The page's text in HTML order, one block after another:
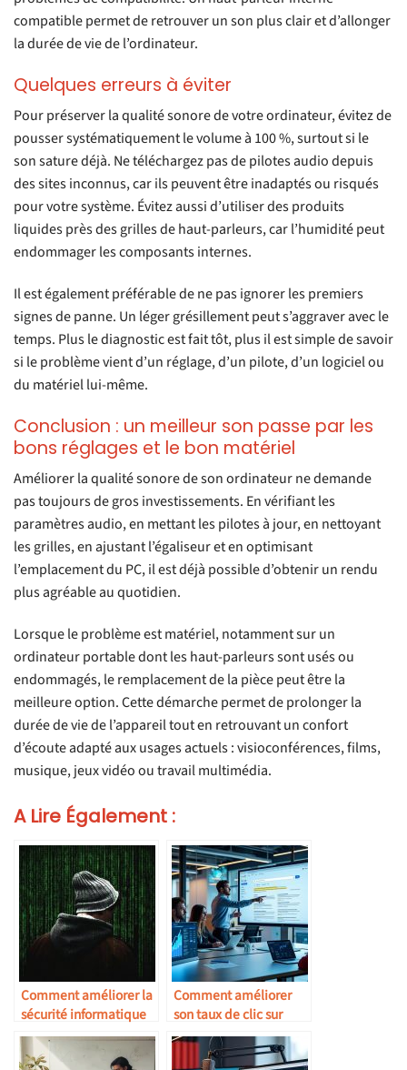
compatible permet de retrouver un son plus clair et d’allonger
la durée de vie de l’ordinateur.
Quelques erreurs à éviter
Pour préserver la qualité sonore de votre ordinateur, évitez de
pousser systématiquement le volume à 100 %, surtout si le
son sature déjà. Ne téléchargez pas de pilotes audio depuis
des sites inconnus, car ils peuvent être inadaptés ou risqués
pour votre système. Évitez aussi d’utiliser des produits
liquides près des grilles de haut-parleurs, car l’humidité peut
endommager les composants internes.
Il est également préférable de ne pas ignorer les premiers
signes de panne. Un léger grésillement peut s’aggraver avec le
temps. Plus le diagnostic est fait tôt, plus il est simple de savoir
si le problème vient d’un réglage, d’un pilote, d’un logiciel ou
du matériel lui-même.
Conclusion : un meilleur son passe par les
bons réglages et le bon matériel
Améliorer la qualité sonore de son ordinateur ne demande
pas toujours de gros investissements. En vérifiant les
paramètres audio, en mettant les pilotes à jour, en nettoyant
les grilles, en ajustant l’égaliseur et en optimisant
l’emplacement du PC, il est déjà possible d’obtenir un rendu
plus agréable au quotidien.
Lorsque le problème est matériel, notamment sur un
ordinateur portable dont les haut-parleurs sont usés ou
endommagés, le remplacement de la pièce peut être la
meilleure option. Cette démarche permet de prolonger la
durée de vie de l’appareil tout en retrouvant un confort
d’écoute adapté aux usages actuels : visioconférences, films,
musique, jeux vidéo ou travail multimédia.
A Lire Également :
Comment améliorer la
sécurité informatique
Comment améliorer
son taux de clic sur
Google